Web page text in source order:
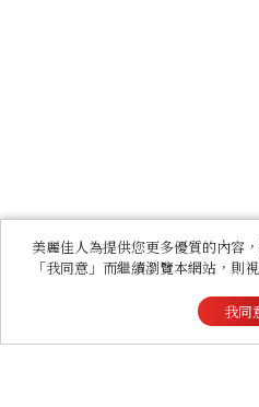
美麗佳人為提供您更多優質的內容
「我同意」而繼續瀏覽本網站，則
我同